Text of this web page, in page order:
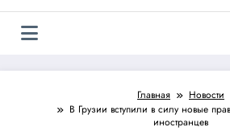
Главная
Новости
В Грузии вступили в силу новые
иностранцев